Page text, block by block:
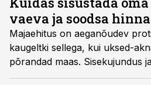
lennata. Ja loomulikult on
visuaalselt ilusad ning peaksid
aknaid toodab ja müüb
alates 1996. aastast.
vaeva ja soodsa
Majaehitus on aeganõudev
kaugeltki sellega, kui uksed-
põrandad maas. Sisekujundus
otsimine võib osutuda sama